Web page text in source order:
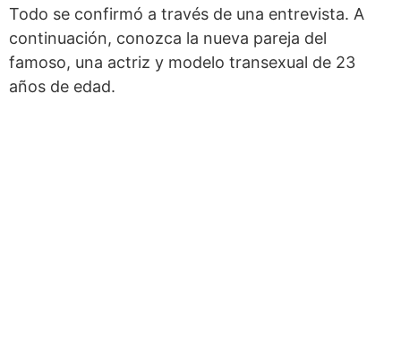
Todo se confirmó a través de una entrevista. A
continuación, conozca la nueva pareja del
famoso, una actriz y modelo transexual de 23
años de edad.